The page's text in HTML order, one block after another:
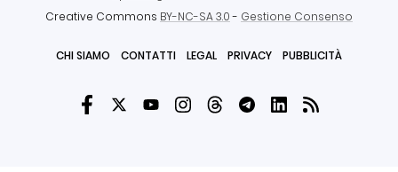
Creative Commons BY-NC-SA 3.0- Gestione Consenso
CHI SIAMO CONTATTI LEGAL PRIVACY PUBBLICITÀ